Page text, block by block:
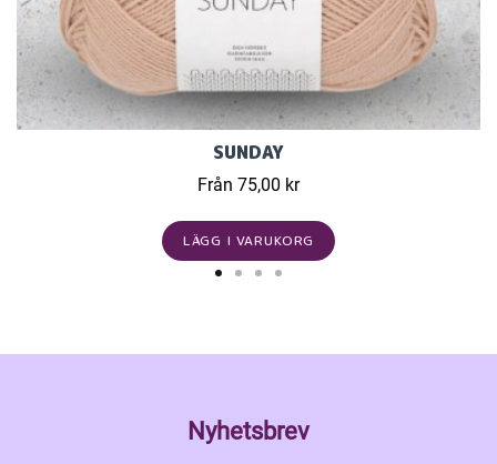
SUNDAY
Från 75,00 kr
LÄGG I VARUKORG
Nyhetsbrev